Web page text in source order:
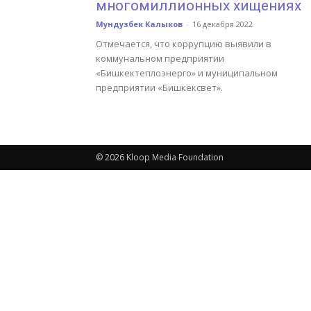
многомиллионных хищениях
Мундузбек Калыков - 16 декабря 2022
Отмечается, что коррупцию выявили в
коммунальном предприятии
«Бишкектеплоэнерго» и муниципальном
предприятии «Бишкексвет».
© 2026 Kloop Media Foundation